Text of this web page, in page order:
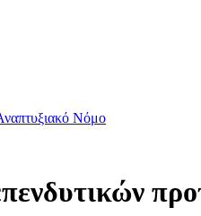
Νόμο